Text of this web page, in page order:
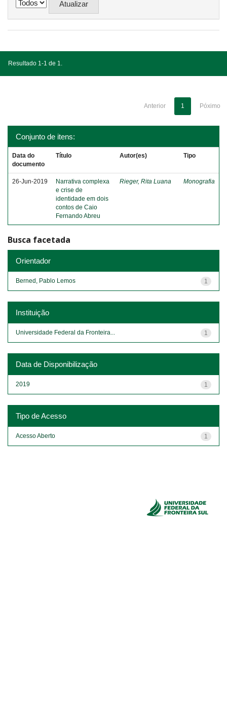
Resultado 1-1 de 1.
Anterior 1 Póximo
Conjunto de itens:
Data do
documento
Título Autor(es) Tipo
26-Jun-2019
Narrativa complexa
e crise de
identidade em dois
contos de Caio
Fernando Abreu
Rieger, Rita Luana Monografia
Busca facetada
Orientador
1
Berned, Pablo Lemos
Instituição
1
Universidade Federal da Fronteira...
Data de Disponibilização
1
2019
Tipo de Acesso
1
Acesso Aberto